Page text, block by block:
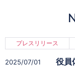
2025/07/01
プレスリリース
役員